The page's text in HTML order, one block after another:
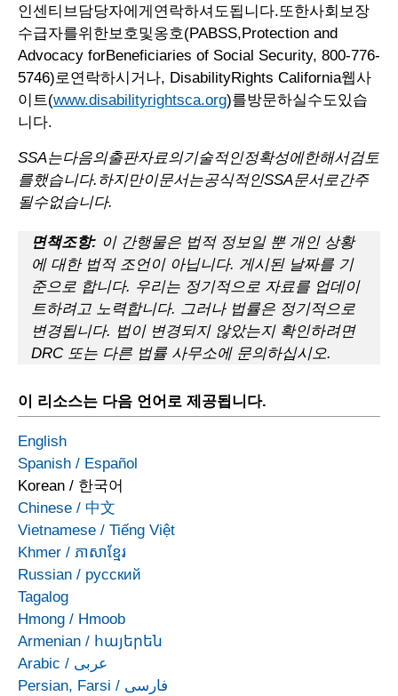
인센티브담당자에게연락하셔도됩니다.또한사회보장
수급자를위한보호및옹호(PABSS,Protection and
Advocacy forBeneficiaries of Social Security, 800-776-
5746)로연락하시거나, DisabilityRights California웹사
이트(www.disabilityrightsca.org)를방문하실수도있습
니다.
SSA는다음의출판자료의기술적인정확성에한해서검토
를했습니다.하지만이문서는공식적인SSA문서로간주
될수없습니다.
면책조항: 이 간행물은 법적 정보일 뿐 개인 상황
에 대한 법적 조언이 아닙니다. 게시된 날짜를 기
준으로 합니다. 우리는 정기적으로 자료를 업데이
트하려고 노력합니다. 그러나 법률은 정기적으로
변경됩니다. 법이 변경되지 않았는지 확인하려면
DRC 또는 다른 법률 사무소에 문의하십시오.
이 리소스는 다음 언어로 제공됩니다.
English
Spanish / Español
Korean / 한국어
Chinese / 中文
Vietnamese / Tiếng Việt
Khmer / ភាសាខ្មែរ
Russian / русский
Tagalog
Hmong / Hmoob
Armenian / հայերեն
Arabic / عربى
Persian, Farsi / فارسی